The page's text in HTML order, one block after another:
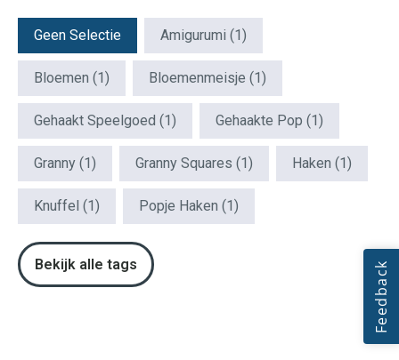
Patroon Tags
Geen Selectie Amigurumi (1)
Bloemen (1) Bloemenmeisje (1)
Gehaakt Speelgoed (1) Gehaakte Pop (1)
Granny (1) Granny Squares (1) Haken (1)
Knuffel (1) Popje Haken (1)
Bekijk alle tags